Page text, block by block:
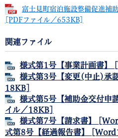
富士見町宿泊施設整備促進補
[PDFファイル／653KB]
関連ファイル
様式第1号【事業計画書】
様式第3号【変更(中止)承
18KB]
様式第5号【補助金交付申
イル／18KB]
様式第7号【請求書】
式第8号【経過報告書】 [Word